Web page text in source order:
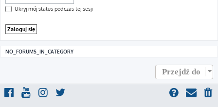
Ukryj mój status podczas tej sesji
NO_FORUMS_IN_CATEGORY
Przejdź do